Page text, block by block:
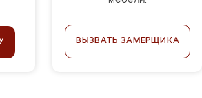
ВЫЗВАТЬ ЗАМЕРЩИКА